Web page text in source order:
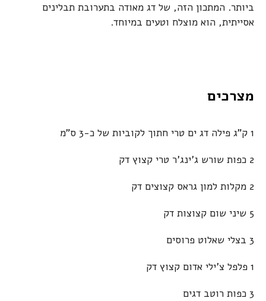
ביותר. המתכון הזה, של דג מאודה בתערובת תבלינים
אסייתית, הוא מוצלח וטעים במיוחד.
מצרכים
1 ק"ג פילה דג ים טרי חתוך לקוביות של כ-3 ס"מ
2 כפות שורש ג'ינג'ר טרי קצוץ דק
2 מקלות למון גראס קצוצים דק
5 שיני שום קצוצות דק
3 בצלי שאלוט פרוסים
1 פלפל צ'ילי אדום קצוץ דק
3 כפות רוטב דגים